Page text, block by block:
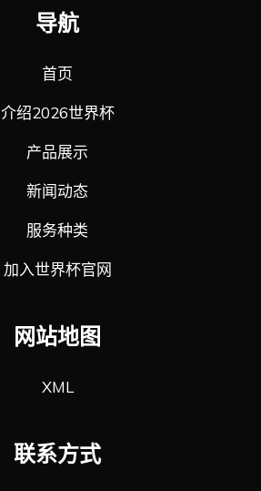
导航
首页
介绍2026世界杯
产品展示
新闻动态
服务种类
加入世界杯官网
网站地图
XML
联系方式